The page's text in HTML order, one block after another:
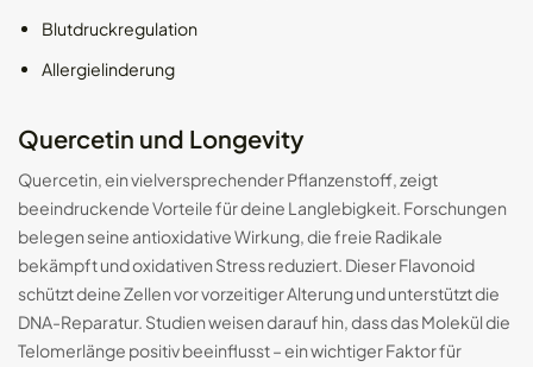
Blutdruckregulation
Allergielinderung
Quercetin und Longevity
Quercetin, ein vielversprechender Pflanzenstoff, zeigt
beeindruckende Vorteile für deine Langlebigkeit. Forschungen
belegen seine antioxidative Wirkung, die freie Radikale
bekämpft und oxidativen Stress reduziert. Dieser Flavonoid
schützt deine Zellen vor vorzeitiger Alterung und unterstützt die
DNA-Reparatur. Studien weisen darauf hin, dass das Molekül die
Telomerlänge positiv beeinflusst – ein wichtiger Faktor für